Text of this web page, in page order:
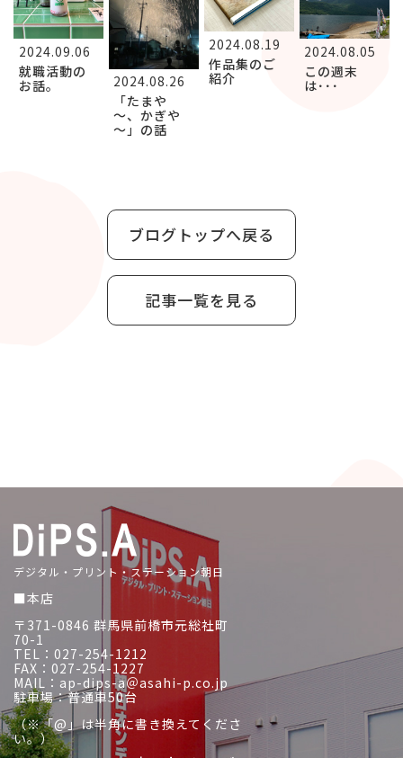
2024.09.06
就職活動の
お話。
2024.08.26
「たまや
～、かぎや
～」の話
2024.08.19
作品集のご
紹介
2024.08.05
この週末
は･･･
ブログトップへ戻る
記事一覧を見る
デジタル・プリント・ステーション朝日
■本店
〒371-0846 群馬県前橋市元総社町
70-1
TEL：027-254-1212
FAX：027-254-1227
MAIL：ap-dips-a＠asahi-p.co.jp
駐車場：普通車50台
（※「@」は半角に書き換えてくださ
い。）